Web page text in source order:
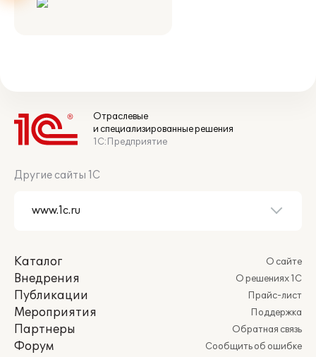
Отраслевые
и специализированные решения
1С:Предприятие
Другие сайты 1С
Каталог
Внедрения
Публикации
Мероприятия
Партнеры
Форум
О сайте
О решениях 1С
Прайс-лист
Поддержка
Обратная связь
Сообщить об ошибке